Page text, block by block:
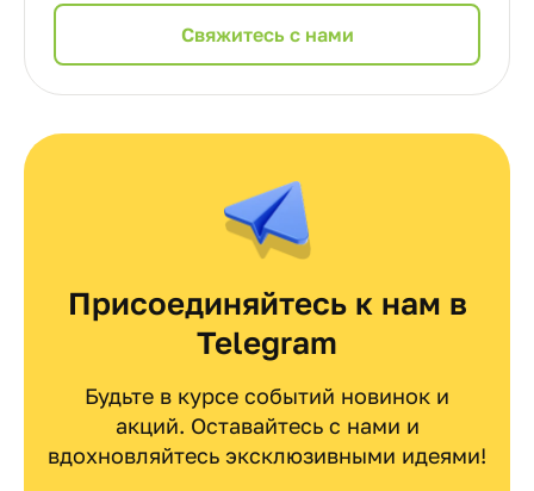
Cвяжитесь с нами
Присоединяйтесь к нам в
Telegram
Будьте в курсе событий новинок и
акций. Оставайтесь с нами и
вдохновляйтесь эксклюзивными идеями!